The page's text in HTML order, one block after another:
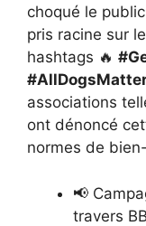
choqué le
pris racine sur
hashtags 🔥
associations
ont dénoncé
normes de
📢
travers